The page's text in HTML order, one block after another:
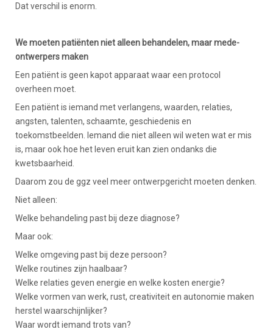
Dat verschil is enorm.
We moeten patiënten niet alleen behandelen, maar mede-
ontwerpers maken
Een patiënt is geen kapot apparaat waar een protocol
overheen moet.
Een patiënt is iemand met verlangens, waarden, relaties,
angsten, talenten, schaamte, geschiedenis en
toekomstbeelden. Iemand die niet alleen wil weten wat er mis
is, maar ook hoe het leven eruit kan zien ondanks die
kwetsbaarheid.
Daarom zou de ggz veel meer ontwerpgericht moeten denken.
Niet alleen:
Welke behandeling past bij deze diagnose?
Maar ook:
Welke omgeving past bij deze persoon?
Welke routines zijn haalbaar?
Welke relaties geven energie en welke kosten energie?
Welke vormen van werk, rust, creativiteit en autonomie maken
herstel waarschijnlijker?
Waar wordt iemand trots van?